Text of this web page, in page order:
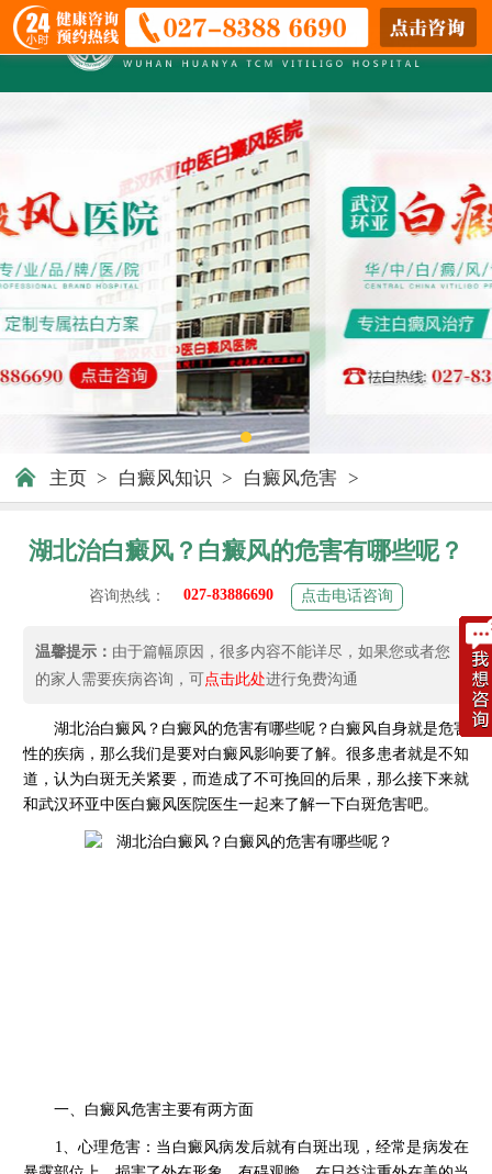
主页 > 白癜风知识 > 白癜风危害 >
湖北治白癜风？白癜风的危害有哪些呢？
咨询热线： 027-83886690 点击电话咨询
温馨提示： 由于篇幅原因，很多内容不能详尽，如果您或者您
的家人需要疾病咨询，可点击此处进行免费沟通
湖北治白癜风？白癜风的危害有哪些呢？ 白癜风自身就是危害
性的疾病，那么我们是要对白癜风影响要了解。很多患者就是不知
道，认为白斑无关紧要，而造成了不可挽回的后果，那么接下来就
和武汉环亚中医白癜风医院医生一起来了解一下白斑危害吧。
一、白癜风危害主要有两方面
1、心理危害：当白癜风病发后就有白斑出现，经常是病发在